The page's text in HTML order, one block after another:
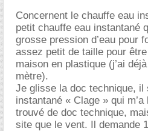
Concernent le chauffe eau
petit chauffe eau instantané
grosse pression d’eau pour
assez petit de taille pour
maison en plastique (j’ai
mètre).
Je glisse la doc technique, il
instantané « Clage » qui m’a
trouvé de doc technique,
site que le vent. Il demande